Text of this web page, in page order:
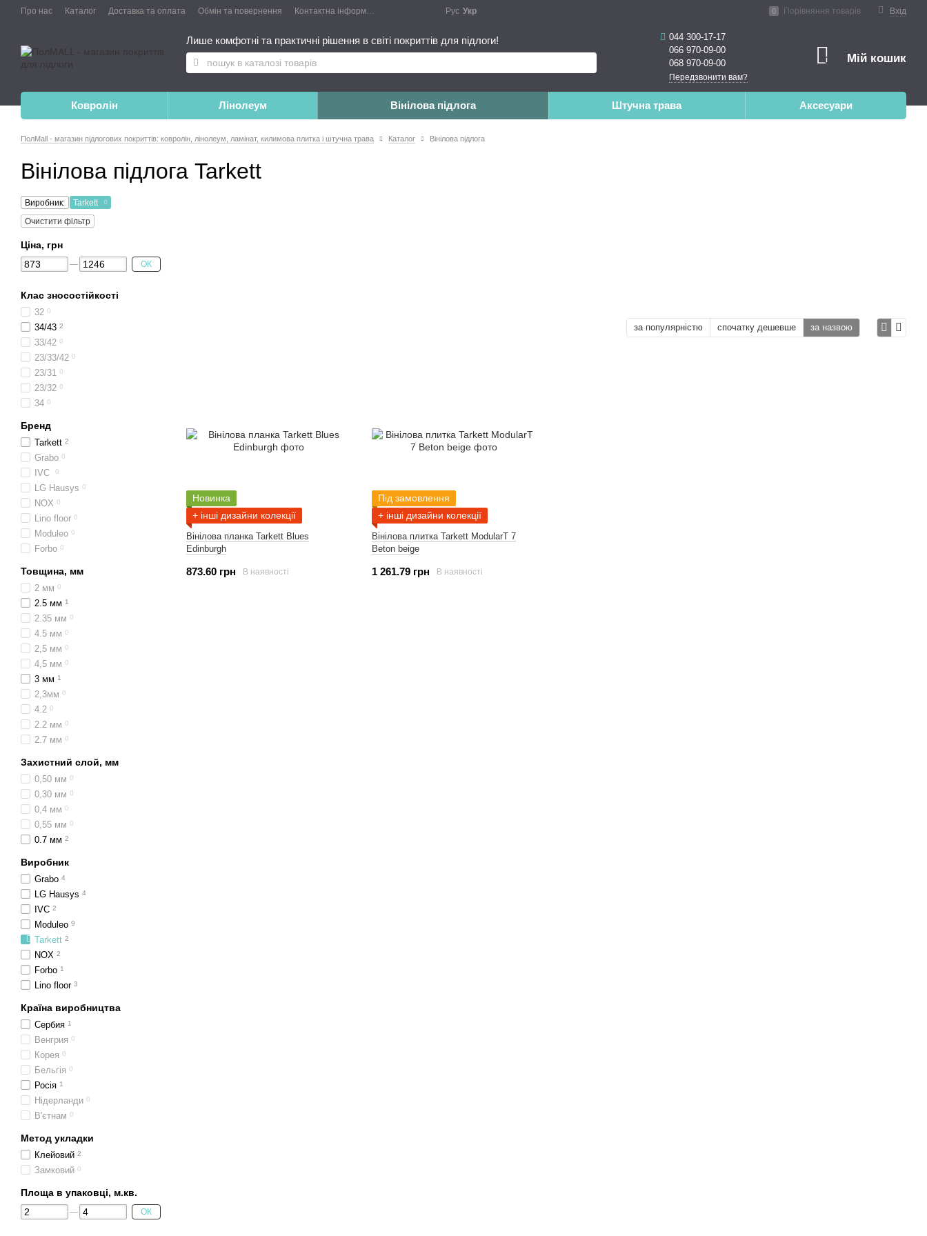
Про нас Каталог Доставка та оплата Обмін та повернення Контактна інформація Публічний договір Вхід
0 Порівняння товарів
Рус Укр
Лише комфотні та практичні рішення в світі покриттів для підлоги!
044 300-17-17
066 970-09-00
068 970-09-00
Передзвонити вам?
0 Мій кошик
Ковролін Лінолеум Вінілова підлога Штучна трава Аксесуари
ПолMall - магазин підлогових покриттів: ковролін, лінолеум, ламінат, килимова плитка і штучна трава Каталог Вінілова підлога
Вінілова підлога Tarkett
за популярністю спочатку дешевше за назвою
Новинка
+ інші дизайни колекції
Вінілова планка Tarkett Blues
Edinburgh
873.60 грн В наявності
Під замовлення
+ інші дизайни колекції
Вінілова плитка Tarkett ModularT 7
Beton beige
1 261.79 грн В наявності
Виробник:
Tarkett
Очистити фільтр
Ціна, грн
ОК
Клас зносостійкості
32 0
34/43 2
33/42 0
23/33/42 0
23/31 0
23/32 0
34 0
Бренд
Tarkett 2
Grabo 0
IVC 0
LG Hausys 0
NOX 0
Lino floor 0
Moduleo 0
Forbo 0
Товщина, мм
2 мм 0
2.5 мм 1
2.35 мм 0
4.5 мм 0
2,5 мм 0
4,5 мм 0
3 мм 1
2,3мм 0
4.2 0
2.2 мм 0
2.7 мм 0
Захистний слой, мм
0,50 мм 0
0,30 мм 0
0,4 мм 0
0,55 мм 0
0.7 мм 2
Виробник
Grabo 4
LG Hausys 4
IVC 2
Moduleo 9
Tarkett 2
NOX 2
Forbo 1
Lino floor 3
Країна виробництва
Сербия 1
Венгрия 0
Корея 0
Бельгія 0
Росія 1
Нідерланди 0
В'єтнам 0
Метод укладки
Клейовий 2
Замковий 0
Площа в упаковці, м.кв.
ОК